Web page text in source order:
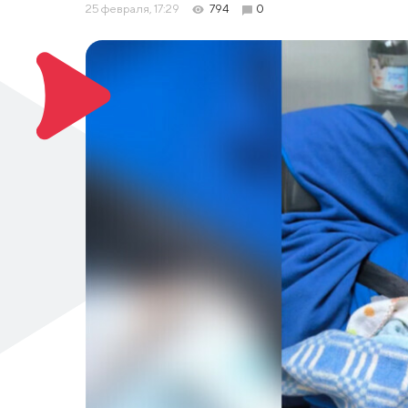
25 февраля, 17:29 794 0